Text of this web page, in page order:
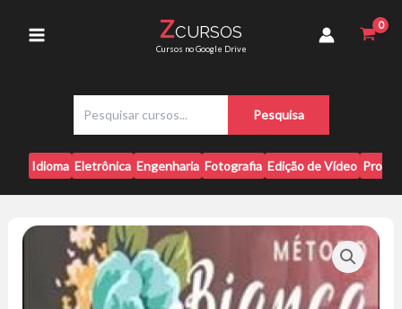
Menu
ZCURSOS
Cursos no Google Drive
s
q
u
i
a
Pesquisa
Idioma Eletrônica Engenharia Fotografia Edição de Vídeo